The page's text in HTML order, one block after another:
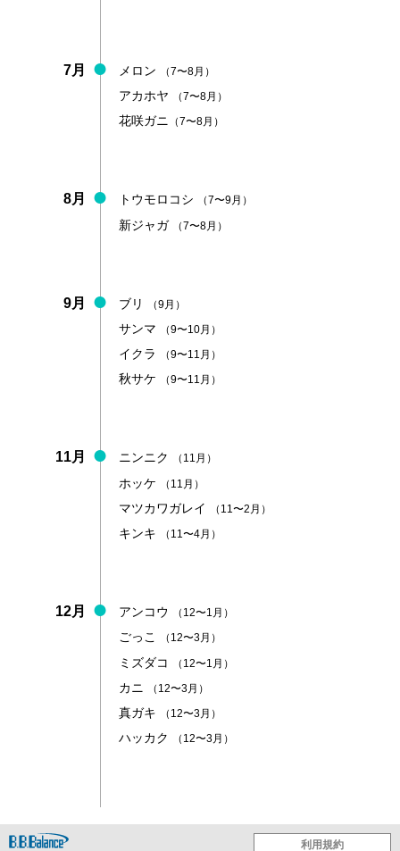
7月 メロン （7〜8月）
アカホヤ （7〜8月）
花咲ガニ （7〜8月）
8月 トウモロコシ （7〜9月）
新ジャガ （7〜8月）
9月 ブリ （9月）
サンマ （9〜10月）
イクラ （9〜11月）
秋サケ （9〜11月）
11月 ニンニク （11月）
ホッケ （11月）
マツカワガレイ （11〜2月）
キンキ （11〜4月）
12月 アンコウ （12〜1月）
ごっこ （12〜3月）
ミズダコ （12〜1月）
カニ （12〜3月）
真ガキ （12〜3月）
ハッカク （12〜3月）
利用規約